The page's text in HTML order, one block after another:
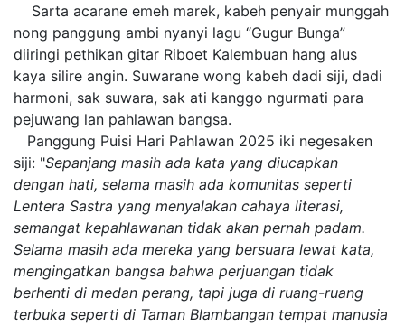
Sarta acarane emeh marek, kabeh penyair munggah
nong panggung ambi nyanyi lagu “Gugur Bunga”
diiringi pethikan gitar Riboet Kalembuan hang alus
kaya silire angin. Suwarane wong kabeh dadi siji, dadi
harmoni, sak suwara, sak ati kanggo ngurmati para
pejuwang lan pahlawan bangsa.
Panggung Puisi Hari Pahlawan 2025 iki negesaken
siji: "Sepanjang masih ada kata yang diucapkan
dengan hati, selama masih ada komunitas seperti
Lentera Sastra yang menyalakan cahaya literasi,
semangat kepahlawanan tidak akan pernah padam.
Selama masih ada mereka yang bersuara lewat kata,
mengingatkan bangsa bahwa perjuangan tidak
berhenti di medan perang, tapi juga di ruang-ruang
terbuka seperti di Taman Blambangan tempat manusia